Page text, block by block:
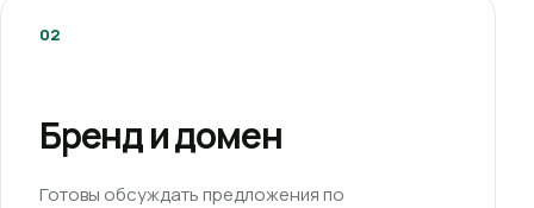
02
Бренд и домен
Готовы обсуждать предложения по